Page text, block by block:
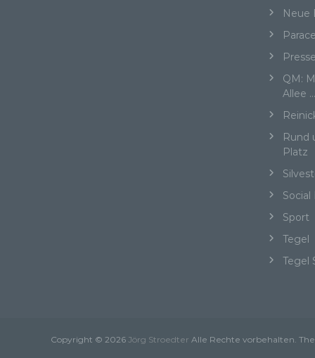
Neue
QM:
Allee …
Rund
Platz
Social
Sport
Tegel
Tegel
Copyright © 2026 Jörg Stroedter Alle Rechte vorbehalten.
zu
b)
c)